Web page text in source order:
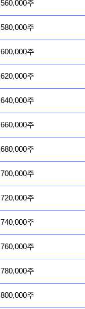
560,000주
580,000주
600,000주
620,000주
640,000주
660,000주
680,000주
700,000주
720,000주
740,000주
760,000주
780,000주
800,000주